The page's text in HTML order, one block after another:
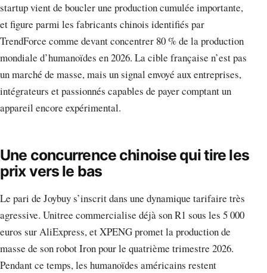
startup vient de boucler une production cumulée importante,
et figure parmi les fabricants chinois identifiés par
TrendForce comme devant concentrer 80 % de la production
mondiale d’humanoïdes en 2026. La cible française n’est pas
un marché de masse, mais un signal envoyé aux entreprises,
intégrateurs et passionnés capables de payer comptant un
appareil encore expérimental.
Une concurrence chinoise qui tire les
prix vers le bas
Le pari de Joybuy s’inscrit dans une dynamique tarifaire très
agressive. Unitree commercialise déjà son R1 sous les 5 000
euros sur AliExpress, et XPENG promet la production de
masse de son robot Iron pour le quatrième trimestre 2026.
Pendant ce temps, les humanoïdes américains restent